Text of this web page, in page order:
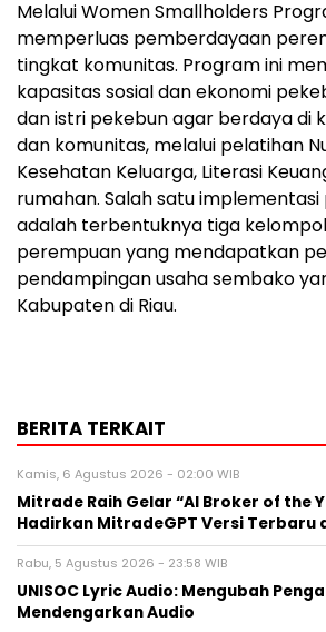
Melalui Women Smallholders
memperluas pemberdayaan
tingkat komunitas. Program ini
kapasitas sosial dan ekonomi
dan istri pekebun agar berdaya di
dan komunitas, melalui pelatihan
Kesehatan Keluarga, Literasi
rumahan. Salah satu
adalah terbentuknya tiga
perempuan yang mendapatkan
pendampingan usaha sembako
Kabupaten di Riau.
BERITA TERKAIT
Kamis, 6 Agustus 2026 - 02:00 WIB
Mitrade Raih Gelar “AI Broker of the
Hadirkan MitradeGPT Versi Terbaru
Rabu, 5 Agustus 2026 - 23:58 WIB
UNISOC Lyric Audio: Mengubah
Mendengarkan Audio